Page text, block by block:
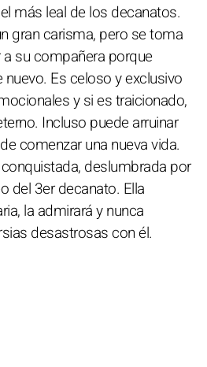
más leal de los decanatos.
gran carisma, pero se toma
su compañera porque
Es celoso y exclusivo
y si es traicionado,
Incluso puede arruinar
comenzar una nueva vida.
deslumbrada por
del 3er decanato. Ella
la admirará y nunca
desastrosas con él.